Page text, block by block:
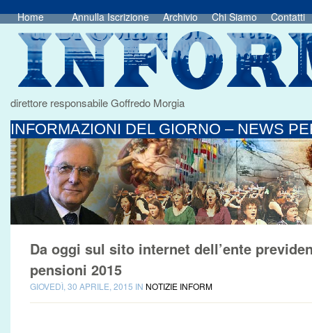
Home Annulla Iscrizione Archivio Chi Siamo Contatti
direttore responsabile Goffredo Morgia
INFORMAZIONI DEL GIORNO – NEWS
Da oggi sul sito internet dell’ente
pensioni 2015
GIOVEDÌ, 30 APRILE, 2015 IN NOTIZIE INFORM